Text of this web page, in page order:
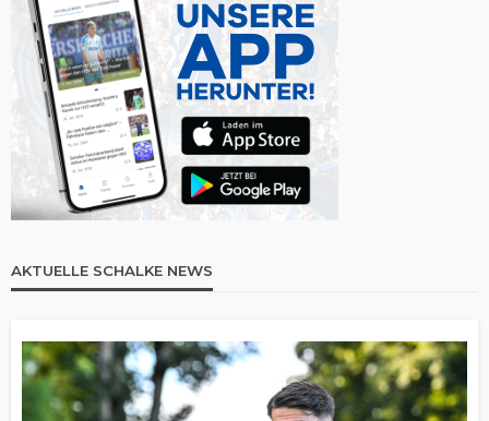
AKTUELLE SCHALKE NEWS